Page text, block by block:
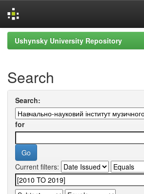
Skip
navigation
Ushynsky University Repository
Search
Search:
for
Current filters: